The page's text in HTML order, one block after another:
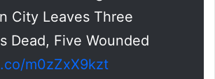
City Leaves Three
Dead, Five Wounded
m0zZxX9kzt